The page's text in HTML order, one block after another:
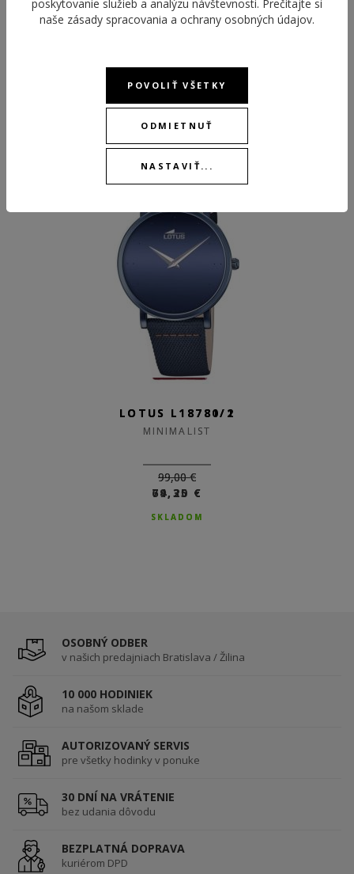
LOTUS L18781/2
MINIMALIST
99,00 €
69,30 €
SKLADOM
LOTUS L18780/1
MINIMALIST
99,00 €
74,25 €
SKLADOM
OSOBNÝ ODBER
v našich predajniach Bratislava / Žilina
10 000 HODINIEK
na našom sklade
AUTORIZOVANÝ SERVIS
pre všetky hodinky v ponuke
30 DNÍ NA VRÁTENIE
bez udania dôvodu
BEZPLATNÁ DOPRAVA
kuriérom DPD
poskytovanie služieb a analýzu návštevnosti. Prečítajte si
naše zásady spracovania a ochrany osobných údajov.
POVOLIŤ VŠETKY
ODMIETNUŤ
NASTAVIŤ...